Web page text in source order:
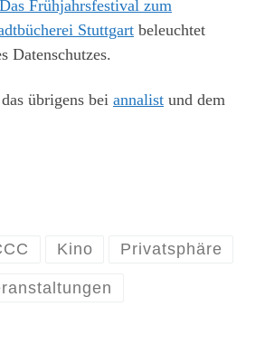
Das Frühjahrsfestival zum
Stuttgart beleuchtet
Datenschutzes.
übrigens bei annalist und dem
Kino Privatsphäre